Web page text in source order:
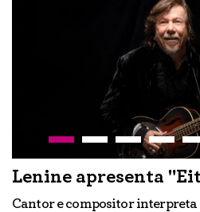
Lenine apresenta
Cantor e compositor